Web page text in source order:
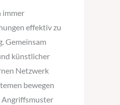
immer
effektiv zu
Gemeinsam
künstlicher
Netzwerk
bewegen
Angriffsmuster